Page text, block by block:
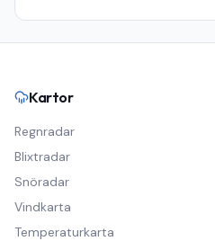
Kartor
Regnradar
Blixtradar
Snöradar
Vindkarta
Temperaturkarta